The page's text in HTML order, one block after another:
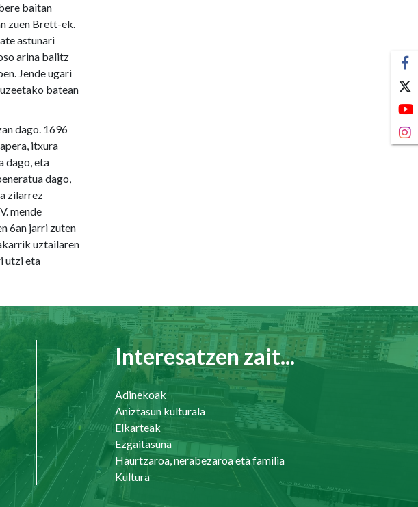
baitan
zuen Brett-ek.
astunari
arina balitz
Jende ugari
batean
dago. 1696
itxura
dago, eta
dago,
zilarrez
mende
6an jarri zuten
uztailaren
utzi eta
Interesatzen zait...
Adinekoak
Aniztasun kulturala
Elkarteak
Ezgaitasuna
Haurtzaroa, nerabezaroa eta familia
Kultura